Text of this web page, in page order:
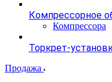
Компрессорное
Компрессора
Торкрет-
Продажа